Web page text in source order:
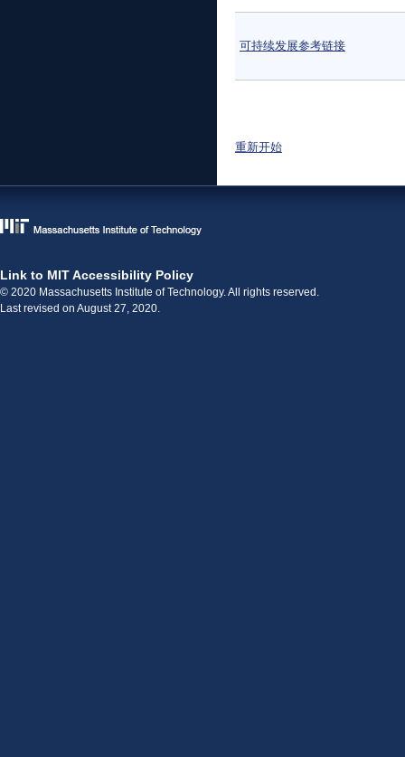
可持续发展参考链接
重新开始
Link to MIT Accessibility Policy
© 2020 Massachusetts Institute of Technology. All rights reserved.
Last revised on August 27, 2020.